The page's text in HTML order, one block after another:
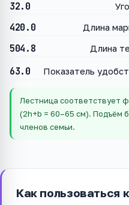
32.0
420.0 Длина
504.8 Длина
63.0 Показатель
Лестница соответствует
(2h+b = 60–65 см). Подъём
членов семьи.
Как пользоваться